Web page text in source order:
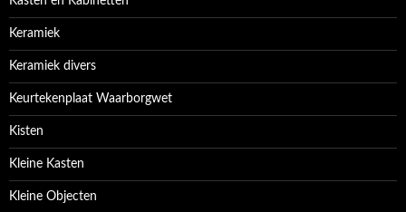
Keramiek
Keramiek divers
Keurtekenplaat Waarborgwet
Kisten
Kleine Kasten
Kleine Objecten